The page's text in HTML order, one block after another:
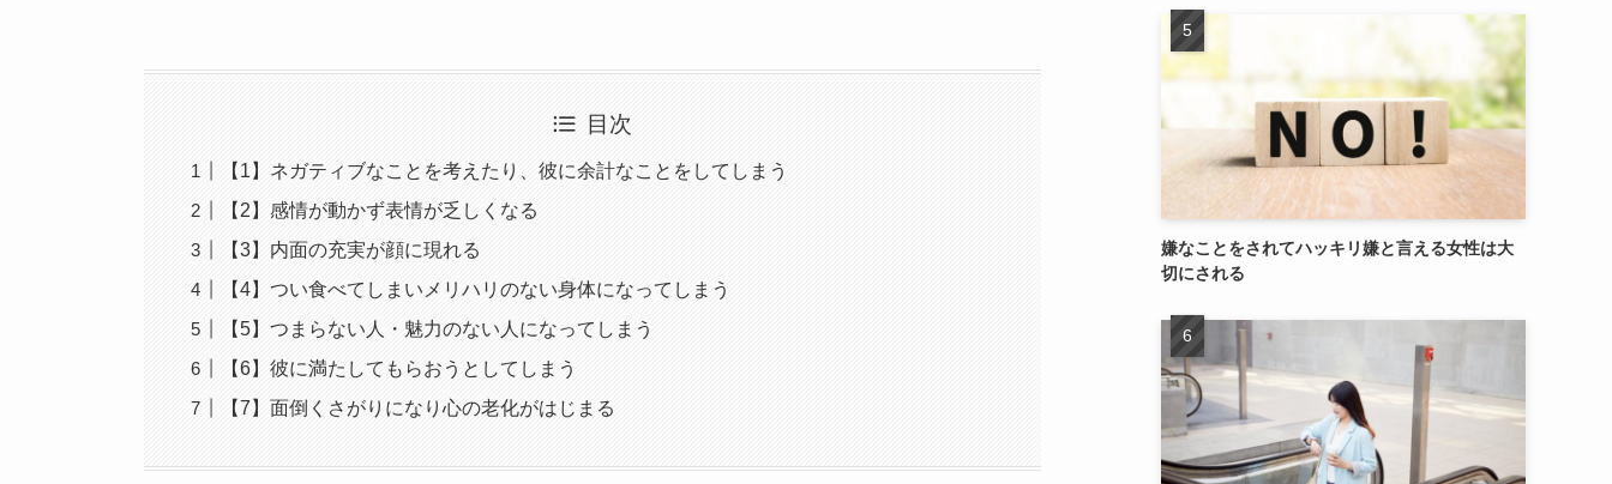
目次
【1】ネガティブなことを考えたり、彼に余計なことをしてしまう
【2】感情が動かず表情が乏しくなる
【3】内面の充実が顔に現れる
【4】つい食べてしまいメリハリのない身体になってしまう
【5】つまらない人・魅力のない人になってしまう
【6】彼に満たしてもらおうとしてしまう
【7】面倒くさがりになり心の老化がはじまる
嫌なことをされてハッキリ嫌と言える女性は大
切にされる